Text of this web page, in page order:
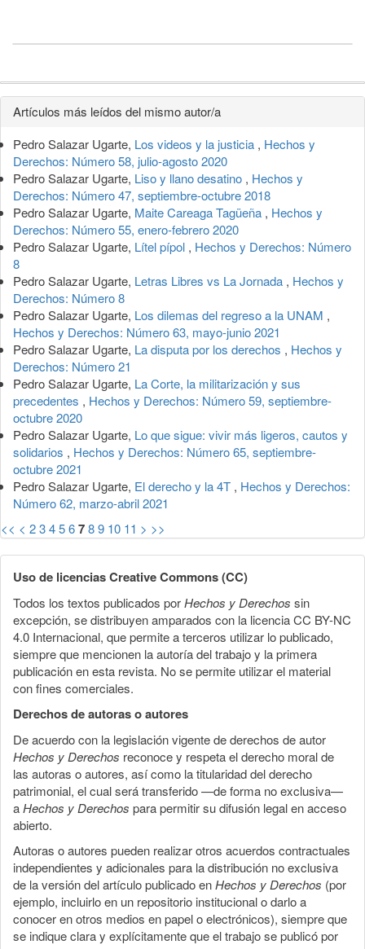
Detalles
del
artículo
Artículos más leídos del mismo autor/a
Pedro Salazar Ugarte, Los videos y la justicia , Hechos y
Derechos: Número 58, julio-agosto 2020
Pedro Salazar Ugarte, Liso y llano desatino , Hechos y
Derechos: Número 47, septiembre-octubre 2018
Pedro Salazar Ugarte, Maite Careaga Tagüeña , Hechos y
Derechos: Número 55, enero-febrero 2020
Pedro Salazar Ugarte, Lítel pípol , Hechos y Derechos: Número
8
Pedro Salazar Ugarte, Letras Libres vs La Jornada , Hechos y
Derechos: Número 8
Pedro Salazar Ugarte, Los dilemas del regreso a la UNAM ,
Hechos y Derechos: Número 63, mayo-junio 2021
Pedro Salazar Ugarte, La disputa por los derechos , Hechos y
Derechos: Número 21
Pedro Salazar Ugarte, La Corte, la militarización y sus
precedentes , Hechos y Derechos: Número 59, septiembre-
octubre 2020
Pedro Salazar Ugarte, Lo que sigue: vivir más ligeros, cautos y
solidarios , Hechos y Derechos: Número 65, septiembre-
octubre 2021
Pedro Salazar Ugarte, El derecho y la 4T , Hechos y Derechos:
Número 62, marzo-abril 2021
<< < 23456789 10 11 > >>
Uso de licencias Creative Commons (CC)
Todos los textos publicados porHechos y Derechos sin
excepción, se distribuyen amparados con la licencia CC BY-NC
4.0 Internacional, que permite a terceros utilizar lo publicado,
siempre que mencionen la autoría del trabajo y la primera
publicación en esta revista. No se permite utilizar el material
con fines comerciales.
Derechos de autoras o autores
De acuerdo con la legislación vigente de derechos de autor
Hechos y Derechos reconoce y respeta el derecho moral de
las autoras o autores, así como la titularidad del derecho
patrimonial, el cual será transferido —de forma no exclusiva—
aHechos y Derechos para permitir su difusión legal en acceso
abierto.
Autoras o autores pueden realizar otros acuerdos contractuales
independientes y adicionales para la distribución no exclusiva
de la versión del artículo publicado enHechos y Derechos (por
ejemplo, incluirlo en un repositorio institucional o darlo a
conocer en otros medios en papel o electrónicos), siempre que
se indique clara y explícitamente que el trabajo se publicó por